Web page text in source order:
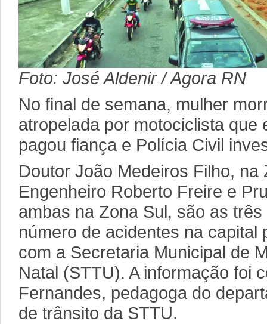
Foto: José Aldenir / Agora RN
No final de semana, mulher
atropelada por motociclista que
pagou fiança e Polícia Civil
Doutor João Medeiros Filho, na
Engenheiro Roberto Freire e
ambas na Zona Sul, são as
número de acidentes na capital
com a Secretaria Municipal de
Natal (STTU). A informação foi
Fernandes, pedagoga do
de trânsito da STTU.